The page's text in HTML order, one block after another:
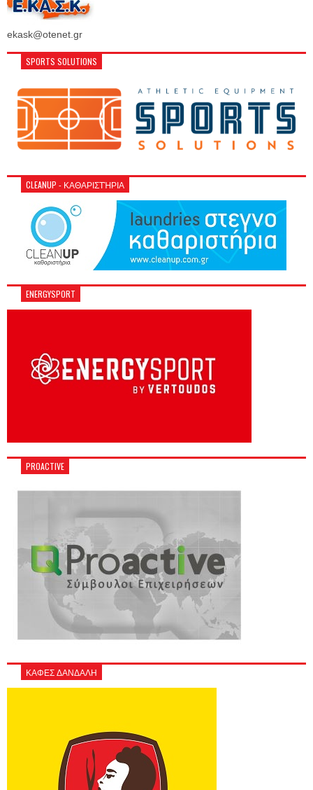
ekask@otenet.gr
SPORTS SOLUTIONS
CLEANUP - ΚΑΘΑΡΙΣΤΉΡΙΑ
ENERGYSPORT
PROACTIVE
ΚΑΦΕΣ ΔΑΝΔΑΛΗ